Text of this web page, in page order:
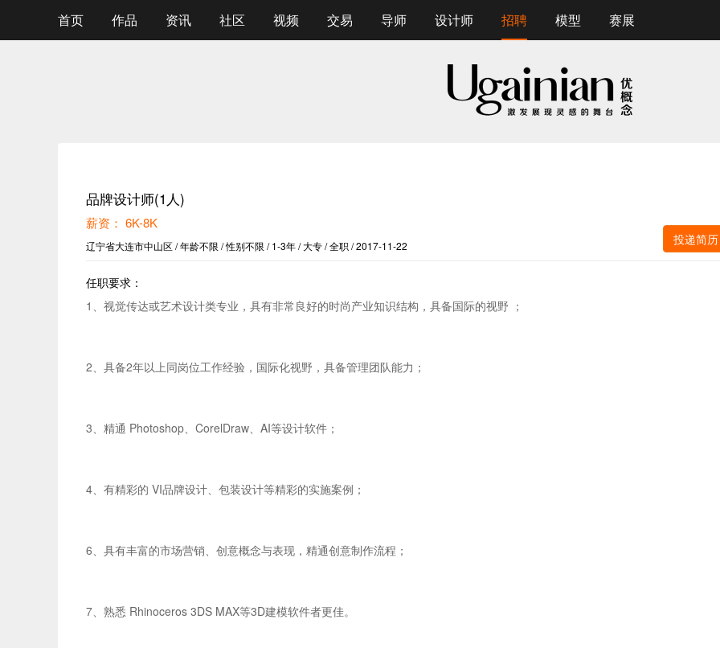
首页 作品 资讯 社区 视频 交易 导师 设计师 招聘 模型 赛展
品牌设计师(1人)
薪资： 6K-8K
辽宁省大连市中山区 / 年龄不限 / 性别不限 / 1-3年 / 大专 / 全职 / 2017-11-22 投递简历
任职要求：
1、视觉传达或艺术设计类专业，具有非常良好的时尚产业知识结构，具备国际的视野 ；
2、具备2年以上同岗位工作经验，国际化视野，具备管理团队能力；
3、精通 Photoshop、CorelDraw、AI等设计软件；
4、有精彩的 VI品牌设计、包装设计等精彩的实施案例；
6、具有丰富的市场营销、创意概念与表现，精通创意制作流程；
7、熟悉 Rhinoceros 3DS MAX等3D建模软件者更佳。